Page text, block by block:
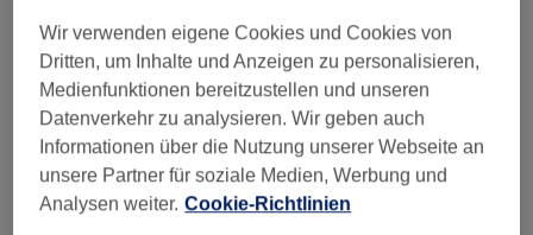
Sauberkeit
Service
Bewertungen filtern
Wir verwenden eigene Cookies und Cookies von
Dritten, um Inhalte und Anzeigen zu personalisieren,
Medienfunktionen bereitzustellen und unseren
Datenverkehr zu analysieren. Wir geben auch
Informationen über die Nutzung unserer Webseite an
unsere Partner für soziale Medien, Werbung und
Analysen weiter. Cookie-Richtlinien